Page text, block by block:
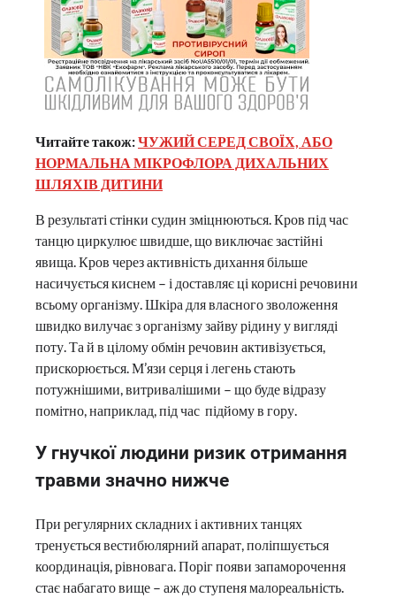
Читайте також:ЧУЖИЙ СЕРЕД СВОЇХ, АБО
НОРМАЛЬНА МІКРОФЛОРА ДИХАЛЬНИХ
ШЛЯХІВ ДИТИНИ
В результаті стінки судин зміцнюються. Кров під час
танцю циркулює швидше, що виключає застійні
явища. Кров через активність дихання більше
насичується киснем – і доставляє ці корисні речовини
всьому організму. Шкіра для власного зволоження
швидко вилучає з організму зайву рідину у вигляді
поту. Та й в цілому обмін речовин активізується,
прискорюється. М’язи серця і легень стають
потужнішими, витривалішими – що буде відразу
помітно, наприклад, під час підйому в гору.
У гнучкої людини ризик отримання
травми значно нижче
При регулярних складних і активних танцях
тренується вестибюлярний апарат, поліпшується
координація, рівновага. Поріг появи запаморочення
стає набагато вище – аж до ступеня малореальність.